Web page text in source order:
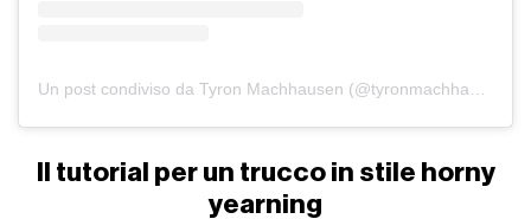
Il tutorial per un trucco in stile horny
yearning